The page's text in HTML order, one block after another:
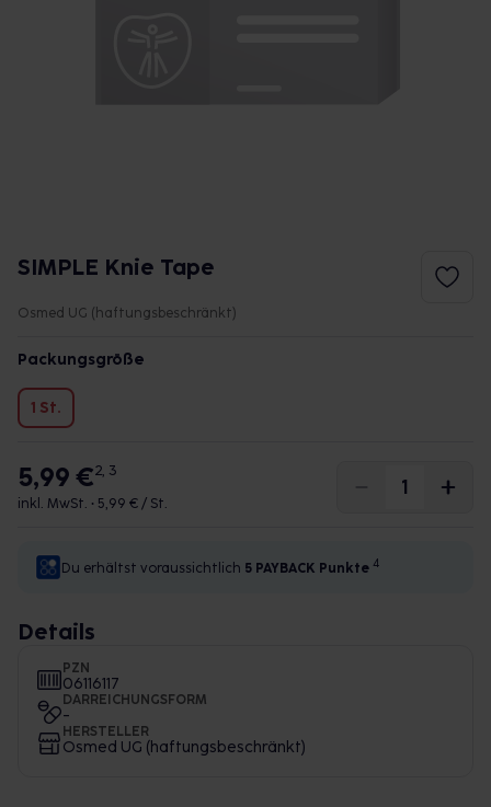
SIMPLE Knie Tape
Osmed UG (haftungsbeschränkt)
Packungsgröße
1 St.
5,99 €2, 3
inkl. MwSt. • 5,99 € / St.
Du erhältst voraussichtlich 5 PAYBACK Punkte 4
Details
PZN
06116117
DARREICHUNGSFORM
-
HERSTELLER
Osmed UG (haftungsbeschränkt)